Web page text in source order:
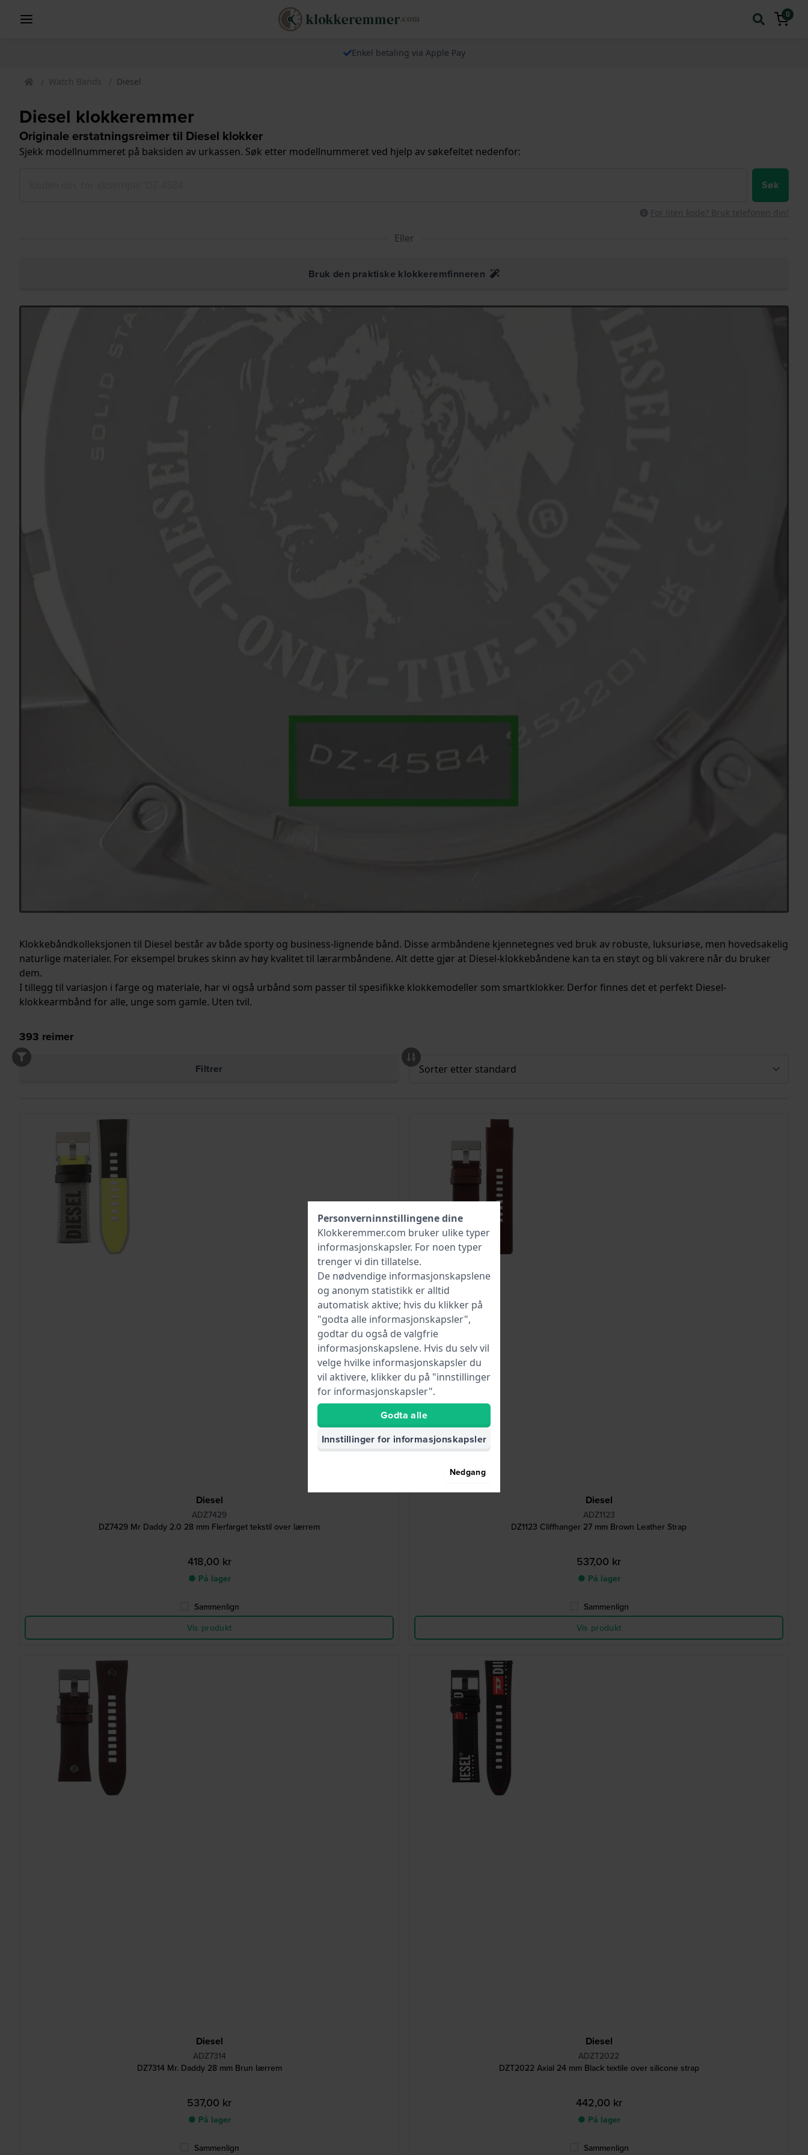
0
Enkel betaling via Apple Pay
Watch Bands Diesel
Diesel klokkeremmer
Originale erstatningsreimer til Diesel klokker
Sjekk modellnummeret på baksiden av urkassen. Søk etter modellnummeret ved hjelp av søkefeltet nedenfor:
Søk
For liten kode? Bruk telefonen din!
Eller
Bruk den praktiske klokkeremfinneren
Klokkebåndkolleksjonen til Diesel består av både sporty og business-lignende bånd. Disse armbåndene kjennetegnes ved bruk av robuste, luksuriøse, men hovedsakelig
naturlige materialer. For eksempel brukes skinn av høy kvalitet til lærarmbåndene. Alt dette gjør at Diesel-klokkebåndene kan ta en støyt og bli vakrere når du bruker
dem.
I tillegg til variasjon i farge og materiale, har vi også urbånd som passer til spesifikke klokkemodeller som smartklokker. Derfor finnes det et perfekt Diesel-
klokkearmbånd for alle, unge som gamle. Uten tvil.
393 reimer
Filtrer
Diesel
ADZ7429
DZ7429 Mr Daddy 2.0 28 mm Flerfarget tekstil over lærrem
418,00 kr
● På lager
Sammenlign
Vis produkt
Diesel
ADZ1123
DZ1123 Cliffhanger 27 mm Brown Leather Strap
537,00 kr
● På lager
Sammenlign
Vis produkt
Diesel
ADZ7314
DZ7314 Mr. Daddy 28 mm Brun lærrem
537,00 kr
● På lager
Sammenlign
Diesel
ADZT2022
DZT2022 Axial 24 mm Black textile over silicone strap
442,00 kr
● På lager
Sammenlign
Personverninnstillingene dine
Klokkeremmer.com bruker ulike typer
informasjonskapsler. For noen typer
trenger vi din tillatelse.
De nødvendige informasjonskapslene
og anonym statistikk er alltid
automatisk aktive; hvis du klikker på
"godta alle informasjonskapsler",
godtar du også de valgfrie
informasjonskapslene. Hvis du selv vil
velge hvilke informasjonskapsler du
vil aktivere, klikker du på "innstillinger
for informasjonskapsler".
Godta alle
Innstillinger for informasjonskapsler
Nedgang